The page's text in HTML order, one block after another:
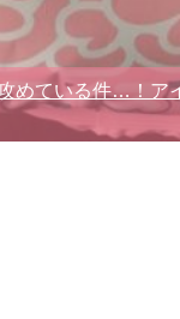
めている件…！ア